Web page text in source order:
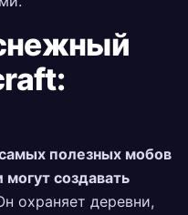
полезных мобов
создавать
охраняет деревни,